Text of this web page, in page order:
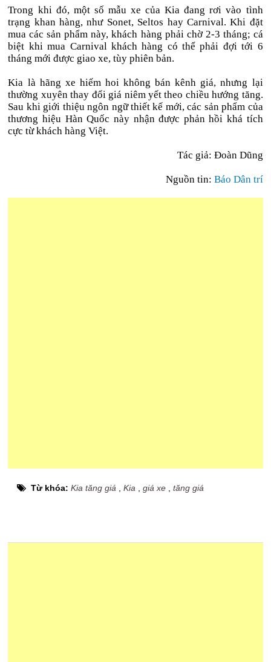
Trong khi đó, một số mẫu xe của Kia đang rơi vào tình
trạng khan hàng, như Sonet, Seltos hay Carnival. Khi đặt
mua các sản phẩm này, khách hàng phải chờ 2-3 tháng; cá
biệt khi mua Carnival khách hàng có thể phải đợi tới 6
tháng mới được giao xe, tùy phiên bản.
Kia là hãng xe hiếm hoi không bán kênh giá, nhưng lại
thường xuyên thay đổi giá niêm yết theo chiều hướng tăng.
Sau khi giới thiệu ngôn ngữ thiết kế mới, các sản phẩm của
thương hiệu Hàn Quốc này nhận được phản hồi khá tích
cực từ khách hàng Việt.
Tác giả: Đoàn Dũng
Nguồn tin: Báo Dân trí
Từ khóa:Kia tăng giá ,Kia ,giá xe ,tăng giá